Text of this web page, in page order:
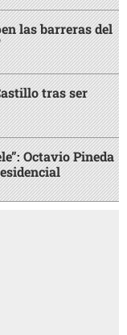
las barreras del
tras ser
Octavio Pineda